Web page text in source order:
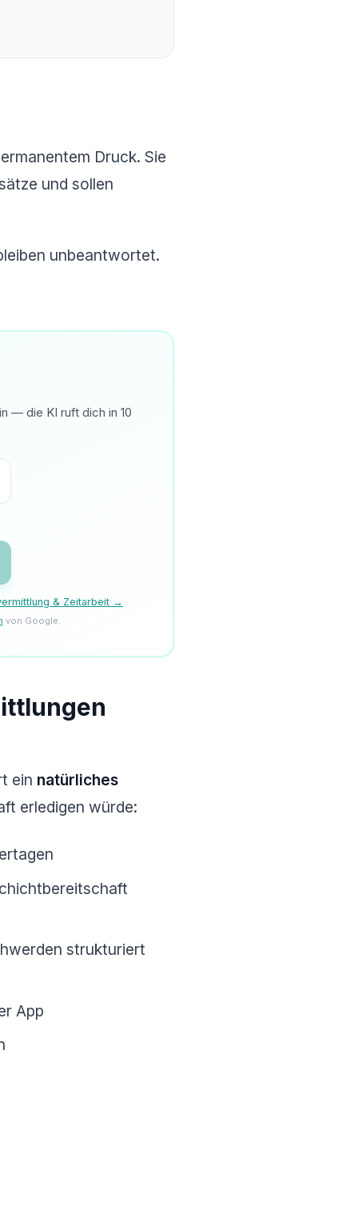
Druck. Sie
und sollen
unbeantwortet.
— die KI ruft dich in 10
& Zeitarbeit →
von Google.
ein natürliches
erledigen würde:
strukturiert
App